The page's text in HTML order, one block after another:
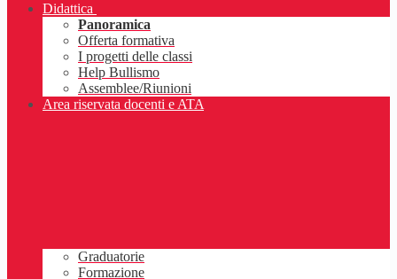
Didattica
Panoramica
Offerta formativa
I progetti delle classi
Help Bullismo
Assemblee/Riunioni
Area riservata docenti e ATA
Graduatorie
Formazione